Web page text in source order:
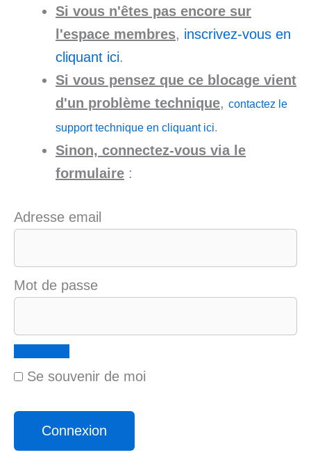
Si vous n'êtes pas encore sur
l'espace membres, inscrivez-vous en
cliquant ici.
Si vous pensez que ce blocage vient
d'un problème technique, contactez le
support technique en cliquant ici.
Sinon, connectez-vous via le
formulaire :
Adresse email
Mot de passe
Se souvenir de moi